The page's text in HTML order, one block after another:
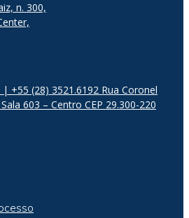
n. 300,
+55 (28) 3521.6192 Rua Coronel
603 – Centro CEP 29.300-220